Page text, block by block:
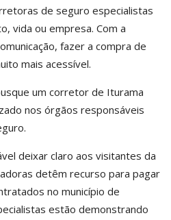
de seguro especialistas
vida ou empresa. Com a
fazer a compra de
mais acessível.
um corretor de Iturama
nos órgãos responsáveis
deixar claro aos visitantes da
detêm recurso para pagar
no município de
estão demonstrando